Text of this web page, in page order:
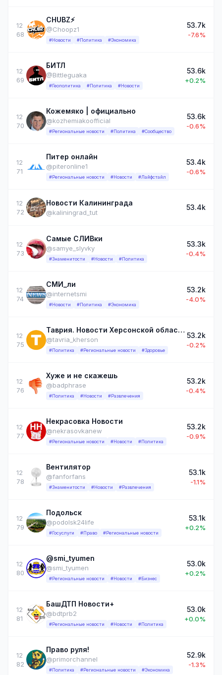
12
68
CHUBZ⚡️
@Choopz1
#Новости #Политика #Экономика
53.7k
-7.6%
12
69
БИТЛ
@Bittleguaka
#Геополитика #Политика #Новости
53.6k
+0.2%
12
70
Кожемяко | официально
@kozhemiakoofficial
#Региональные новости #Политика #Сообщество
53.6k
-0.6%
12
71
Питер онлайн
@piteronline1
#Региональные новости #Новости #Лайфстайл
53.4k
-0.6%
12
72
Новости Калининграда
@kaliningrad_tut
53.4k
12
73
Самые СЛИВки
@samye_slyvky
#Знаменитости #Новости #Политика
53.3k
-0.4%
12
74
СМИ_ли
@internetsmi
#Новости #Политика #Экономика
53.2k
-4.0%
12
75
Таврия. Новости Херсонской области
@tavria_kherson
#Политика #Региональные новости #Здоровье
53.2k
-0.2%
12
76
Хуже и не скажешь
@badphrase
#Политика #Новости #Развлечения
53.2k
-0.4%
12
77
Некрасовка Новости
@nekrasovkanew
#Региональные новости #Новости #Политика
53.2k
-0.9%
12
78
Вентилятор
@fanforfans
#Знаменитости #Новости #Развлечения
53.1k
-1.1%
12
79
Подольск
@podolsk24life
#Госуслуги #Право #Региональные новости
53.1k
+0.2%
12
80
@smi_tyumen
@smi_tyumen
#Региональные новости #Новости #Бизнес
53.0k
+0.2%
12
81
БашДТП Новости+
@bdtprb2
#Региональные новости #Новости #Политика
53.0k
+0.0%
12
82
Право руля!
@primorchannel
#Политика #Региональные новости #Экономика
52.9k
-1.3%